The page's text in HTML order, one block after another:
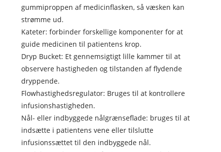
gummiproppen af ​​medicinflasken, så væsken kan
strømme ud.
Kateter: forbinder forskellige komponenter for at
guide medicinen til patientens krop.
Dryp Bucket: Et gennemsigtigt lille kammer til at
observere hastigheden og tilstanden af ​​flydende
dryppende.
Flowhastighedsregulator: Bruges til at kontrollere
infusionshastigheden.
Nål- eller indbyggede nålgrænseflade: bruges til at
indsætte i patientens vene eller tilslutte
infusionssættet til den indbyggede nål.